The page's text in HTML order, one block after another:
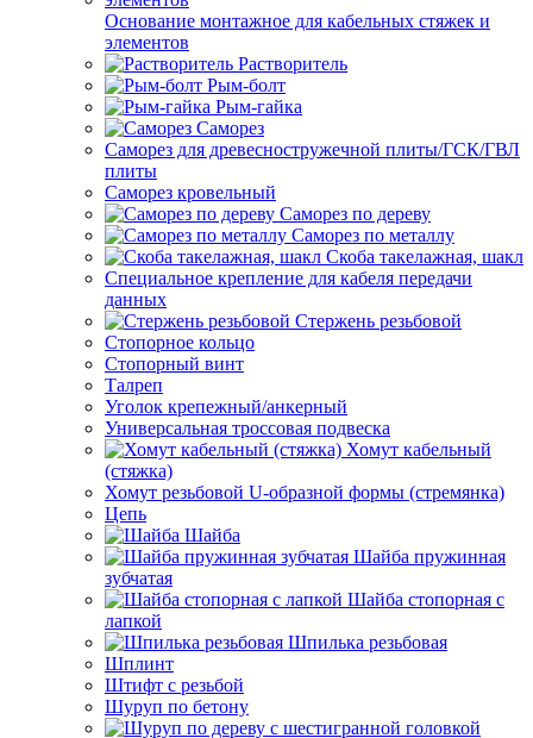
Основание монтажное для кабельных стяжек и
элементов
Растворитель
Рым-болт
Рым-гайка
Саморез
Саморез для древесностружечной плиты/ГСК/ГВЛ
плиты
Саморез кровельный
Саморез по дереву
Саморез по металлу
Скоба такелажная, шакл
Специальное крепление для кабеля передачи
данных
Стержень резьбовой
Стопорное кольцо
Стопорный винт
Талреп
Уголок крепежный/анкерный
Универсальная троссовая подвеска
Хомут кабельный
(стяжка)
Хомут резьбовой U-образной формы (стремянка)
Цепь
Шайба
Шайба пружинная
зубчатая
Шайба стопорная с
лапкой
Шпилька резьбовая
Шплинт
Штифт с резьбой
Шуруп по бетону